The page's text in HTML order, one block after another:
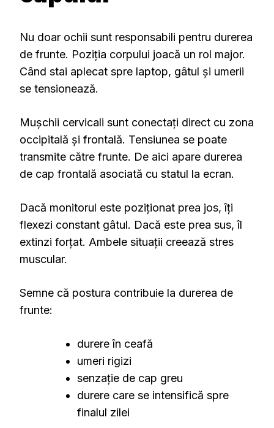
Nu doar ochii sunt responsabili pentru durerea
de frunte. Poziția corpului joacă un rol major.
Când stai aplecat spre laptop, gâtul și umerii
se tensionează.
Mușchii cervicali sunt conectați direct cu zona
occipitală și frontală. Tensiunea se poate
transmite către frunte. De aici apare durerea
de cap frontală asociată cu statul la ecran.
Dacă monitorul este poziționat prea jos, îți
flexezi constant gâtul. Dacă este prea sus, îl
extinzi forțat. Ambele situații creează stres
muscular.
Semne că postura contribuie la durerea de
frunte:
durere în ceafă
umeri rigizi
senzație de cap greu
durere care se intensifică spre
finalul zilei